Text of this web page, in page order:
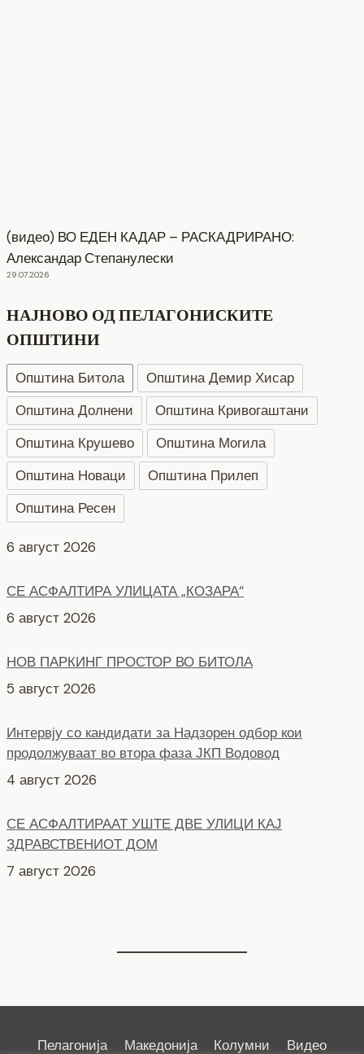
(видео) ВО ЕДЕН КАДАР – РАСКАДРИРАНО:
Александар Степанулески
29.07.2026
НАЈНОВО ОД ПЕЛАГОНИСКИТЕ
ОПШТИНИ
Општина Битола
Општина Демир Хисар
Општина Долнени
Општина Кривогаштани
Општина Крушево
Општина Могила
Општина Новаци
Општина Прилеп
Општина Ресен
СЕ АСФАЛТИРА УЛИЦАТА „КОЗАРА“
НОВ ПАРКИНГ ПРОСТОР ВО БИТОЛА
Интервју со кандидати за Надзорен одбор кои
4 август 2026
СЕ АСФАЛТИРААТ УШТЕ ДВЕ УЛИЦИ КАЈ
7 август 2026
НОВ ПАРКИНГ ПРОСТОР ВО ЦЕНТАРОТ НА ГРАДОТ
Пелагонија Македонија Колумни Видео